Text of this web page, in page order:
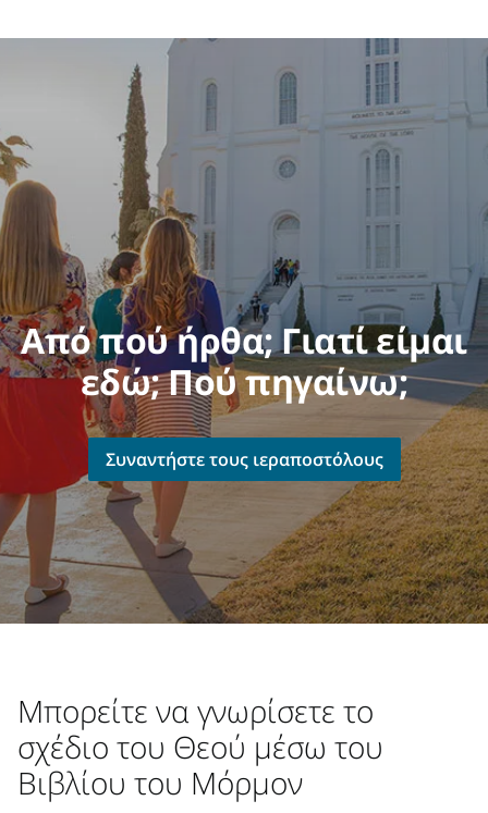
Από πού ήρθα; Γιατί είμαι
εδώ; Πού πηγαίνω;
Συναντήστε τους ιεραποστόλους
Μπορείτε να γνωρίσετε το
σχέδιο του Θεού μέσω του
Βιβλίου του Μόρμον